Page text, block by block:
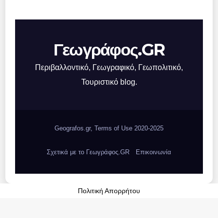
Γεωγράφος.GR
Περιβαλλοντικό, Γεωγραφικό, Γεωπολιτικό,
Τουριστικό blog.
Geografos.gr, Terms of Use 2020-2025
Σχετικά με το Γεωγράφος.GR Επικοινωνία
Πολιτική Απορρήτου